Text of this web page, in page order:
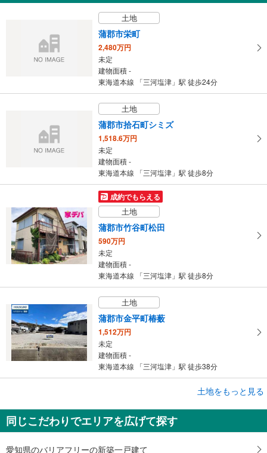
建物面積 94.39m
東海道本線 「三河塩津」駅 徒歩53分
土地
蒲郡市栄町
2,480万円
未定
建物面積 -
東海道本線 「三河塩津」駅 徒歩24分
土地
蒲郡市拾石町シミズ
1,518.6万円
未定
建物面積 -
東海道本線 「三河塩津」駅 徒歩8分
成約でもらえる
土地
蒲郡市竹谷町松田
590万円
未定
建物面積 -
東海道本線 「三河塩津」駅 徒歩8分
土地
蒲郡市金平町椿薮
1,512万円
未定
建物面積 -
東海道本線 「三河塩津」駅 徒歩38分
蒲郡市神明町
1,722.2万円
未定
建物面積 -
土地をもっと見る
同じこだわりでエリアを広げて探す
愛知県のバリアフリーの新築一戸建て